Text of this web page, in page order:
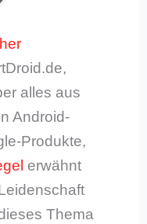
alles aus
Android-
Produkte,
erwähnt
Thema